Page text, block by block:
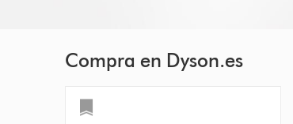
Compra en Dyson.es